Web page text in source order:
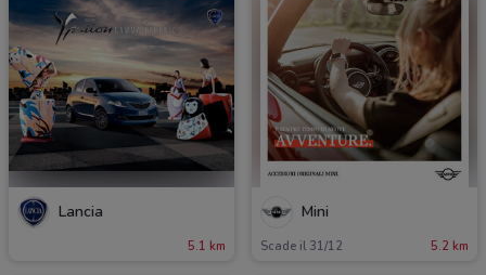
Lancia
5.1 km
Mini
Scade il 31/12 5.2 km